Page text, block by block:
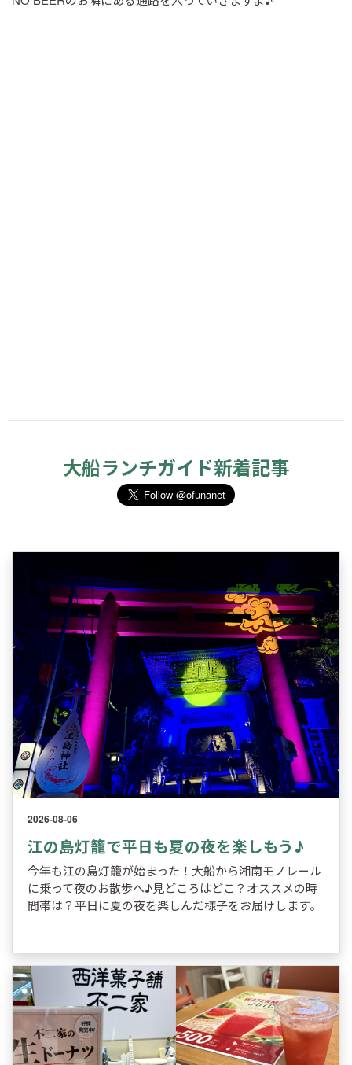
大船ランチガイド新着記事
2026-08-06
江の島灯籠で平日も夏の夜を楽しもう♪
今年も江の島灯籠が始まった！大船から湘南モノレール
に乗って夜のお散歩へ♪見どころはどこ？オススメの時
間帯は？平日に夏の夜を楽しんだ様子をお届けします。